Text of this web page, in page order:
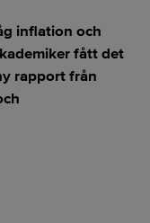
inflation och
fått det
rapport från